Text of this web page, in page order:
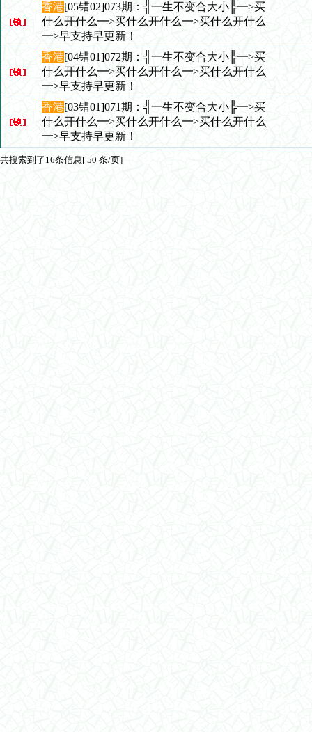
香港[05错02]073期：╣一生不变合大小╠━>买
什么开什么━>买什么开什么━>买什么开什么
━>早支持早更新！
香港[04错01]072期：╣一生不变合大小╠━>买
什么开什么━>买什么开什么━>买什么开什么
━>早支持早更新！
香港[03错01]071期：╣一生不变合大小╠━>买
什么开什么━>买什么开什么━>买什么开什么
━>早支持早更新！
共搜索到了16条信息[ 50 条/页]